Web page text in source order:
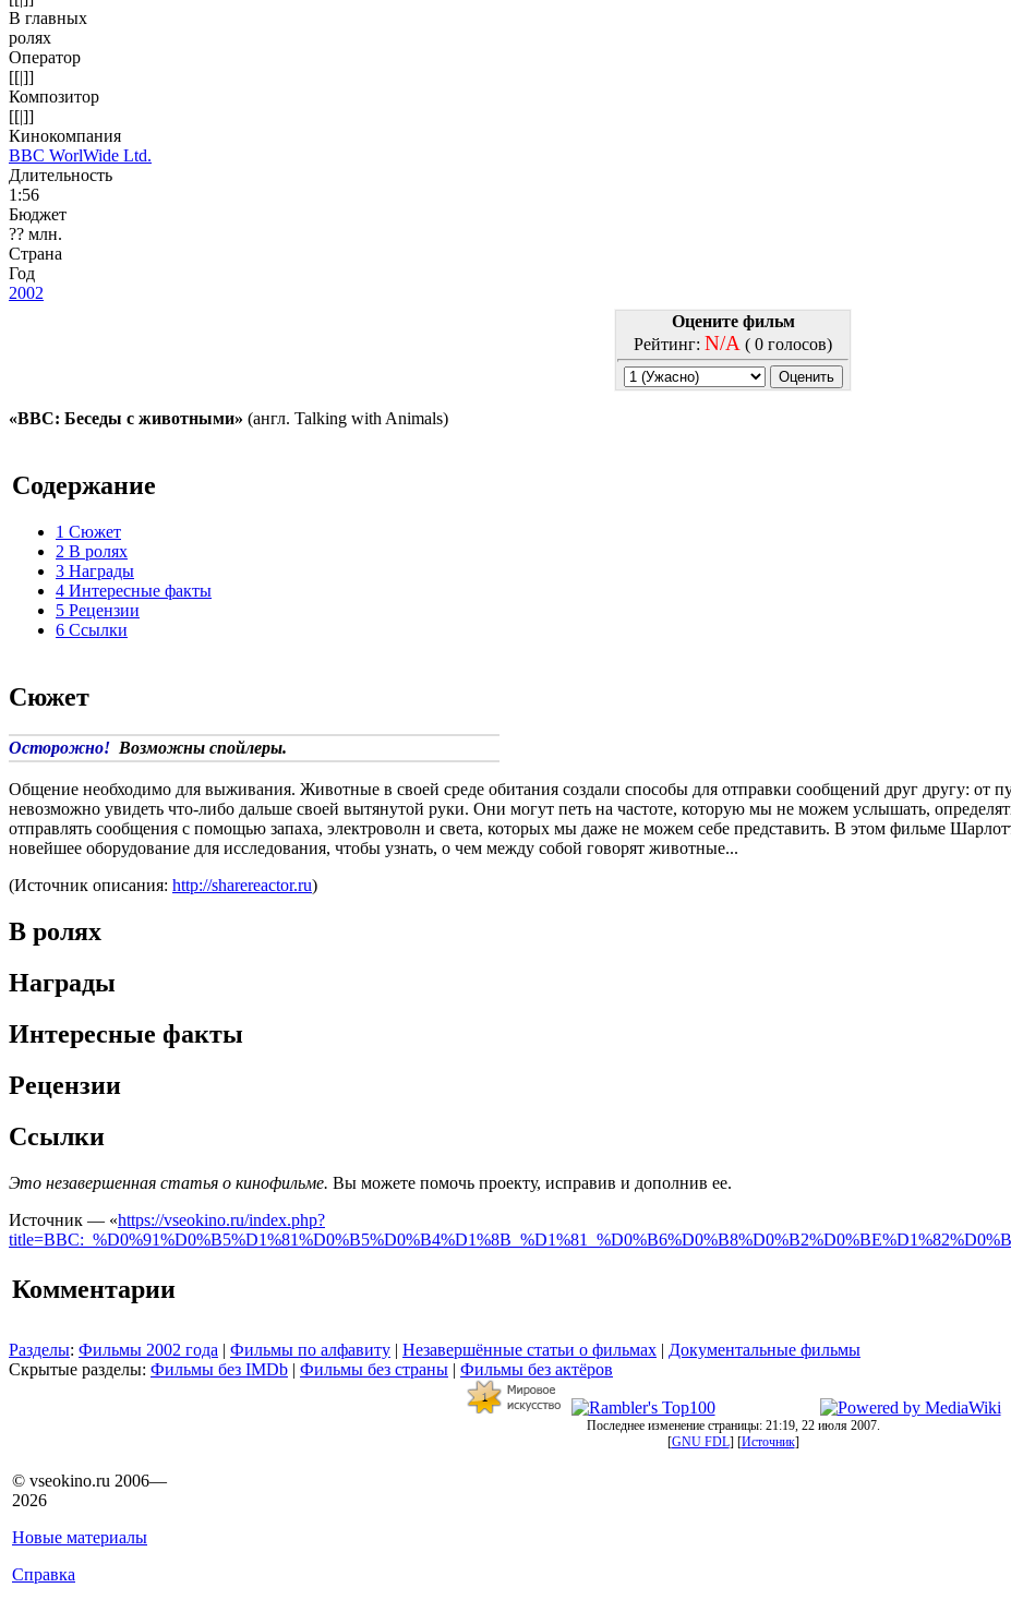
В главных
ролях
Оператор
[[|]]
Композитор
[[|]]
Кинокомпания
BBC WorlWide Ltd.
Длительность
1:56
Бюджет
?? млн.
Страна
Год
2002
Оцените фильм
Рейтинг: N/A ( 0 голосов)
«BBC: Беседы с животными» (англ. Talking with Animals)
Содержание
1 Сюжет
2 В ролях
3 Награды
4 Интересные факты
5 Рецензии
6 Ссылки
Сюжет
Осторожно! Возможны спойлеры.
Общение необходимо для выживания. Животные в своей среде обитания создали способы для отправки сообщений друг другу: от
невозможно увидеть что-либо дальше своей вытянутой руки. Они могут петь на частоте, которую мы не можем услышать,
отправлять сообщения с помощью запаха, электроволн и света, которых мы даже не можем себе представить. В этом фильме
новейшее оборудование для исследования, чтобы узнать, о чем между собой говорят животные...
(Источник описания: http://sharereactor.ru)
В ролях
Награды
Интересные факты
Рецензии
Ссылки
Это незавершенная статья о кинофильме. Вы можете помочь проекту, исправив и дополнив ее.
Источник — «https://vseokino.ru/index.php?
Комментарии
Разделы: Фильмы 2002 года | Фильмы по алфавиту | Незавершённые статьи о фильмах | Документальные фильмы
Скрытые разделы: Фильмы без IMDb | Фильмы без страны | Фильмы без актёров
Последнее изменение страницы: 21:19, 22 июля 2007.
[GNU FDL] [Источник]
© vseokino.ru 2006—
2026
Новые материалы
Справка